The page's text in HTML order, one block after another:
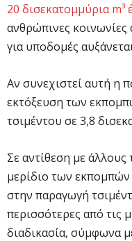
20 δισεκατομμύρια m³
ανθρώπινες κοινωνίες
για υποδομές
Αν συνεχιστεί αυτή η
εκτόξευση των
τσιμέντου σε 3,8
Σε αντίθεση με
μερίδιο των εκπομπών
στην παραγωγή
περισσότερες από τις
διαδικασία, σύμφωνα